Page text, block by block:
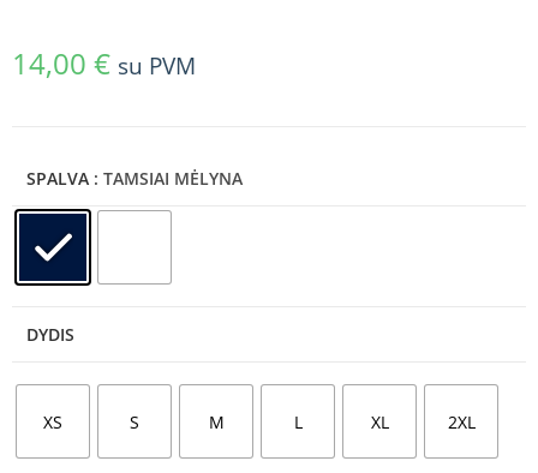
14,00 € su PVM
SPALVA : TAMSIAI MĖLYNA
DYDIS
XS S M L XL 2XL